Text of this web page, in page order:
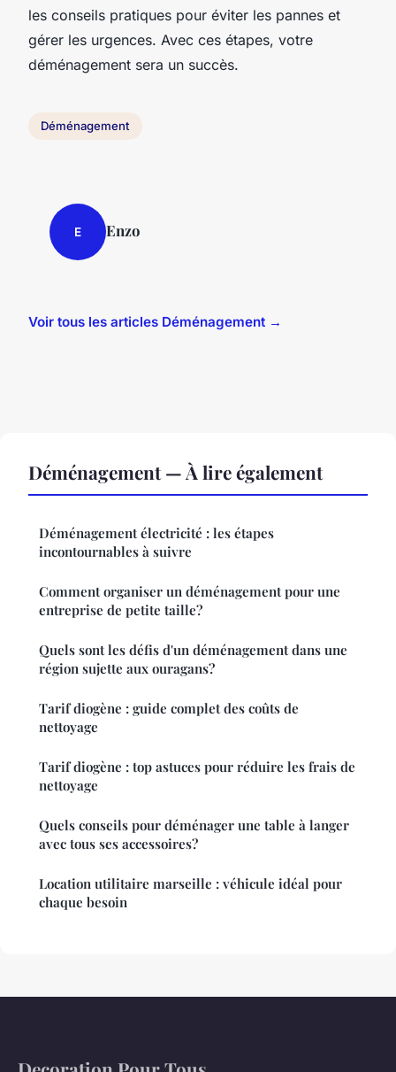
les conseils pratiques pour éviter les pannes et
gérer les urgences. Avec ces étapes, votre
déménagement sera un succès.
Déménagement
E Enzo
Voir tous les articles Déménagement →
Déménagement — À lire également
Déménagement électricité : les étapes
incontournables à suivre
Comment organiser un déménagement pour une
entreprise de petite taille?
Quels sont les défis d'un déménagement dans une
région sujette aux ouragans?
Tarif diogène : guide complet des coûts de
nettoyage
Tarif diogène : top astuces pour réduire les frais de
nettoyage
Quels conseils pour déménager une table à langer
avec tous ses accessoires?
Location utilitaire marseille : véhicule idéal pour
chaque besoin